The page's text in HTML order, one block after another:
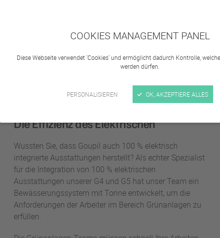
COOKIES MANAGEMENT PANEL
Diese Webseite verwendet 'Cookies' und ermöglicht dadurch Kontrolle,
werden dürfen.
PERSONALISIEREN OK, AKZEPTIERE ALLES
Warum ein Bewässerungssystem von
Goupil wählen?
Die Effizienz des Elektrischen
Wussten Sie, dass Goupil auch 100 % elektrisch
integrierte Ausstattungen herstellt? Als echter Spezialist
für die Integration von 100 % elektrischen
Ausstattungen unserer G4 und G5 hat unser Team ein
Bewässerungssystem mit Tonne entwickelt, um die
Anforderungen der Arbeiter im Bereich Grünanlagen zu
erfüllen.